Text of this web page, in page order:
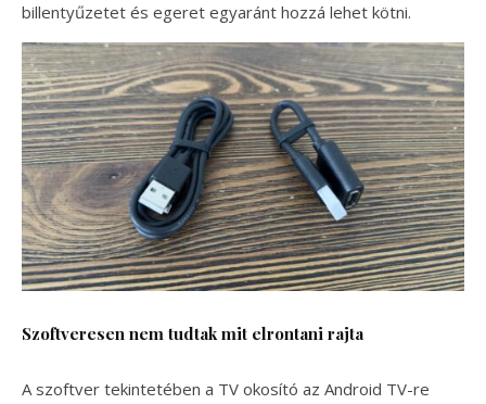
billentyűzetet és egeret egyaránt hozzá lehet kötni.
Szoftveresen nem tudtak mit elrontani rajta
A szoftver tekintetében a TV okosító az Android TV-re